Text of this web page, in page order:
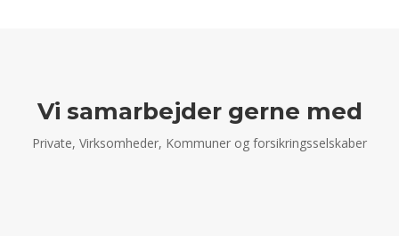
Vi samarbejder gerne med
Private, Virksomheder, Kommuner og forsikringsselskaber